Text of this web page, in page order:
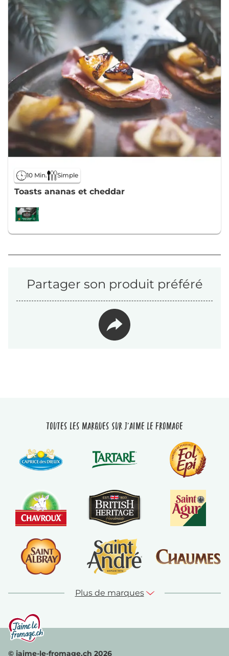
10 Min. Simple
Toasts ananas et cheddar
Partager son produit préféré
Toutes les marques sur J'aime le fromage
Plus de marques
© jaime-le-fromage.ch 2026